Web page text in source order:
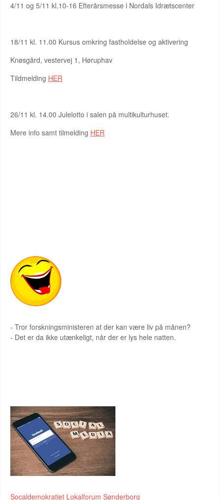
4/11 og 5/11 kl.10-16 Efterårsmesse i Nordals Idrætscenter
18/11 kl. 11.00 Kursus omkring fastholdelse og aktivering
Knøsgård, vestervej 1, Høruphav
Tildmelding HER
26/11 kl. 14.00 Julelotto i salen på multikulturhuset.
Mere info samt tilmelding HER
- Tror forskningsministeren at der kan være liv på månen?
- Det er da ikke utænkeligt, når der er lys hele natten.
Socaldemokratiet Lokalforum Sønderborg